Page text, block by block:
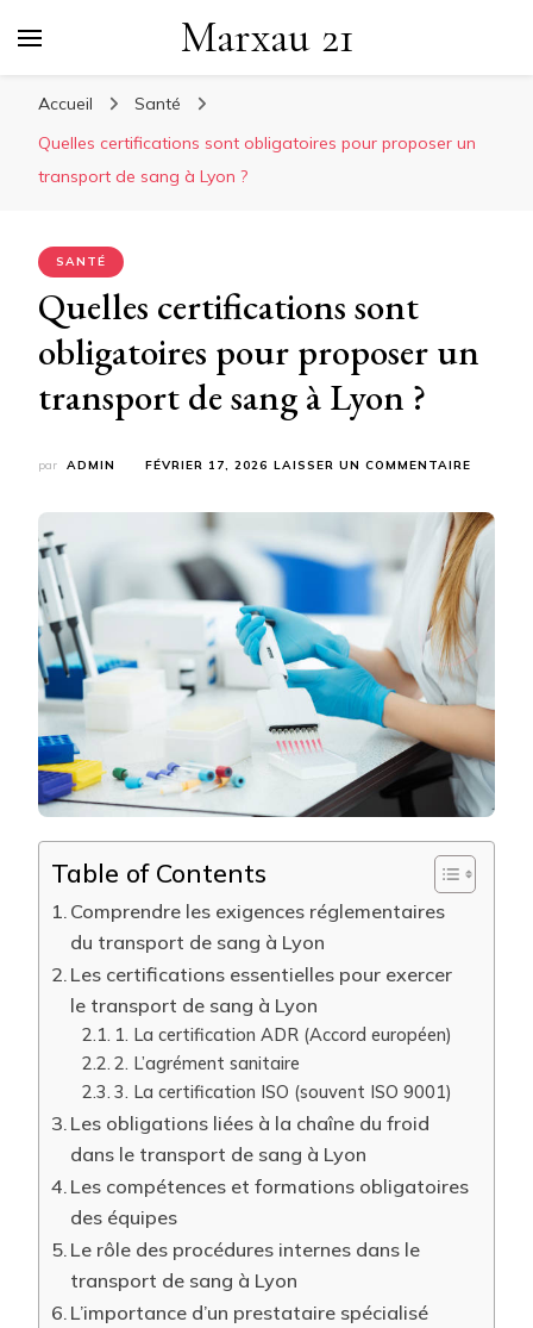
Marxau 21
Accueil
Santé
Quelles certifications sont obligatoires pour proposer un
transport de sang à Lyon ?
SANTÉ
Quelles certifications sont
obligatoires pour proposer un
transport de sang à Lyon ?
par ADMIN FÉVRIER 17, 2026 LAISSER UN COMMENTAIRE
SONT
POUR
UN
DE
SANG
À
?
Table of Contents
Comprendre les exigences réglementaires
du transport de sang à Lyon
Les certifications essentielles pour exercer
le transport de sang à Lyon
1. La certification ADR (Accord européen)
2. L’agrément sanitaire
3. La certification ISO (souvent ISO 9001)
Les obligations liées à la chaîne du froid
dans le transport de sang à Lyon
Les compétences et formations obligatoires
des équipes
Le rôle des procédures internes dans le
transport de sang à Lyon
L’importance d’un prestataire spécialisé